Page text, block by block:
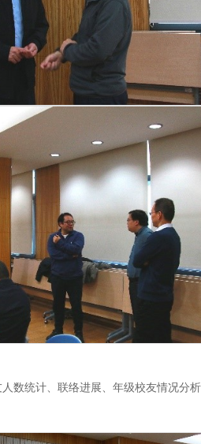
数统计、联络进展、年级校友情况分